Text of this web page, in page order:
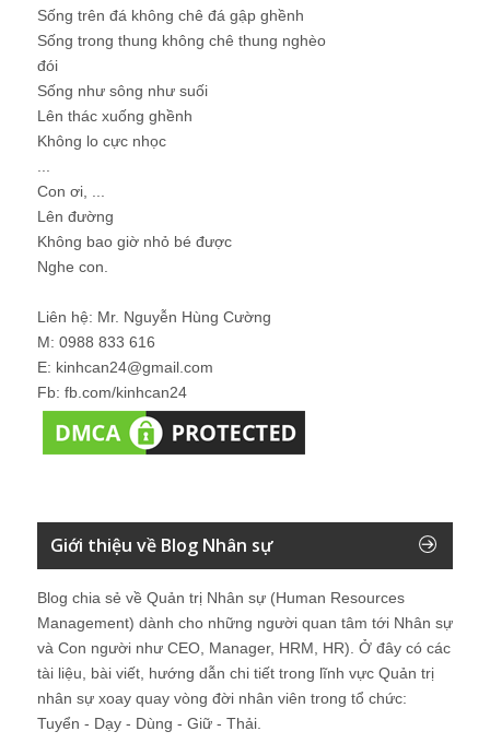
Sống trên đá không chê đá gập ghềnh
Sống trong thung không chê thung nghèo
đói
Sống như sông như suối
Lên thác xuống ghềnh
Không lo cực nhọc
Con ơi, ...
Lên đường
Không bao giờ nhỏ bé được
Nghe con.
Liên hệ: Mr. Nguyễn Hùng Cường
M: 0988 833 616
E: kinhcan24@gmail.com
Fb: fb.com/kinhcan24
Giới thiệu về Blog Nhân sự
Blog chia sẻ về Quản trị Nhân sự (Human Resources
Management) dành cho những người quan tâm tới Nhân sự
và Con người như CEO, Manager, HRM, HR). Ở đây có các
tài liệu, bài viết, hướng dẫn chi tiết trong lĩnh vực Quản trị
nhân sự xoay quay vòng đời nhân viên trong tổ chức:
Tuyển - Dạy - Dùng - Giữ - Thải.